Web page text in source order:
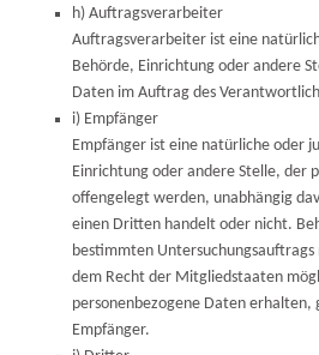
h) Auftragsverarbeiter
Auftragsverarbeiter ist eine
Behörde, Einrichtung oder andere
Daten im Auftrag des
i) Empfänger
Empfänger ist eine natürliche oder
Einrichtung oder andere Stelle, der
offengelegt werden, unabhängig
einen Dritten handelt oder nicht.
bestimmten
dem Recht der Mitgliedstaaten
personenbezogene Daten erhalten,
Empfänger.